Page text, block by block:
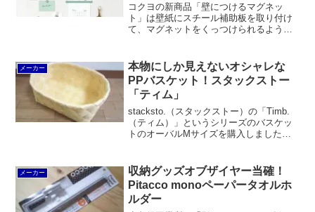
コクヨの新商品「壁につけるマグネッ
ト」は壁紙にスチール補助板を取り付け
て、マグネットをくっつけられるように
ープでスチール補助板を貼り付け。あと
はマグネット収納を楽しむだけです。専
用ホッチキスも良くできていると思いま
す。
メーカー
本物にしか見えないオシャレな
PPバスケット！スタックストー
「ティム」
stacksto.（スタックストー）の「Timb.
（ティム）」というシリーズのバスケッ
トのオーバルMサイズを購入しました。
スなので水に濡れてもOKです。
メーカー
収納グッズオブザイヤー当確！
Pitacco monoペーパータオルホ
ルダー